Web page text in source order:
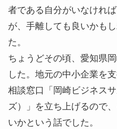
者である自分がいなけれ
が、手離しても良いかも
た。
ちょうどその頃、愛知県
した。地元の中小企業を
相談窓口「岡崎ビジネス
ズ）」を立ち上げるので
いかという話でした。